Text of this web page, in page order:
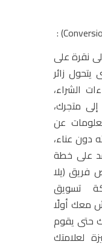
نقرةعلى
زائر
الشراء،
متجرك،
عن
دون عناء،
على خطة
فريق (يلا
تسويق
معك أولًا
حتى يقوم
لعلامتك